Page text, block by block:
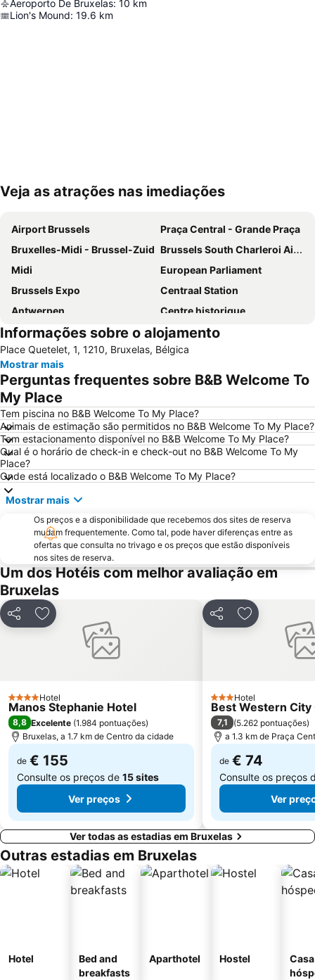
Aeroporto De Bruxelas: 10 km
Lion's Mound: 19.6 km
Ampliar mapa
Veja as atrações nas imediações
Airport Brussels
Praça Central - Grande Praça
Bruxelles-Midi - Brussel-Zuid Brussels South Charleroi Airport
Midi
European Parliament
Brussels Expo
Centraal Station
Antwerpen
Centre historique
Bruxelles-Nord - Brussel-Noord
Parque do Cinqüentenário
Européen
Station Leuven
Estádio Rei Baldoíno
Centro Belga das Histórias em Quadrinho
Atomium
Brussels Park
Pairi Daiza
Place Sainte-Catherine
Aula Magna
Bourse de Bruxelles
Cinemateca Real da Bélgica
Grote Markt
Jeu de Balle Flea Market
Forest National
Patria
Hoboken
Libertés
City2
Rue des Bouchers - Beenhouwersstraat
Flagey
Walibi Belgium
Provinciaal Recreatiedomein De Schorre
Merksem
Le Botanique
Palais de Justice
Solvay House
Bois de la Cambre
Leuven in Scene
Informações sobre o alojamento
Place Quetelet, 1, 1210, Bruxelas, Bélgica
Mostrar mais
Perguntas frequentes sobre B&B Welcome To
My Place
Tem piscina no B&B Welcome To My Place?
Animais de estimação são permitidos no B&B Welcome To My Place?
Tem estacionamento disponível no B&B Welcome To My Place?
Qual é o horário de check-in e check-out no B&B Welcome To My
Place?
Onde está localizado o B&B Welcome To My Place?
Mostrar mais
Os preços e a disponibilidade que recebemos dos sites de reserva
mudam frequentemente. Como tal, pode haver diferenças entre as
ofertas que consulta no trivago e os preços que estão disponíveis
nos sites de reserva.
Um dos Hotéis com melhor avaliação em
Bruxelas
PartilharAdicionar aos favoritos
4 Estrelas
Hotel
Manos Stephanie Hotel
8,8 Excelente (1.984 pontuações)
Bruxelas, a 1.7 km de Centro da cidade
de € 155
Consulte os preços de 15 sites
Ver preços
PartilharAdicionar
3 Estrelas
Hotel
Best Western
7,1 (5.262 pontuações)
a 1.3 km de Praça
de € 74
Consulte os preços
Ver
Ver todas as estadias em Bruxelas
Outras estadias em Bruxelas
Hotel
Bed and
breakfasts
Aparthotel Hostel